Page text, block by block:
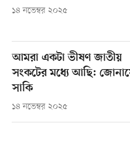
১৪ নভেম্বর ২০২৫
আমরা একটা ভীষণ জাতীয়
সংকটের মধ্যে আছি:
সাকি
১৪ নভেম্বর ২০২৫